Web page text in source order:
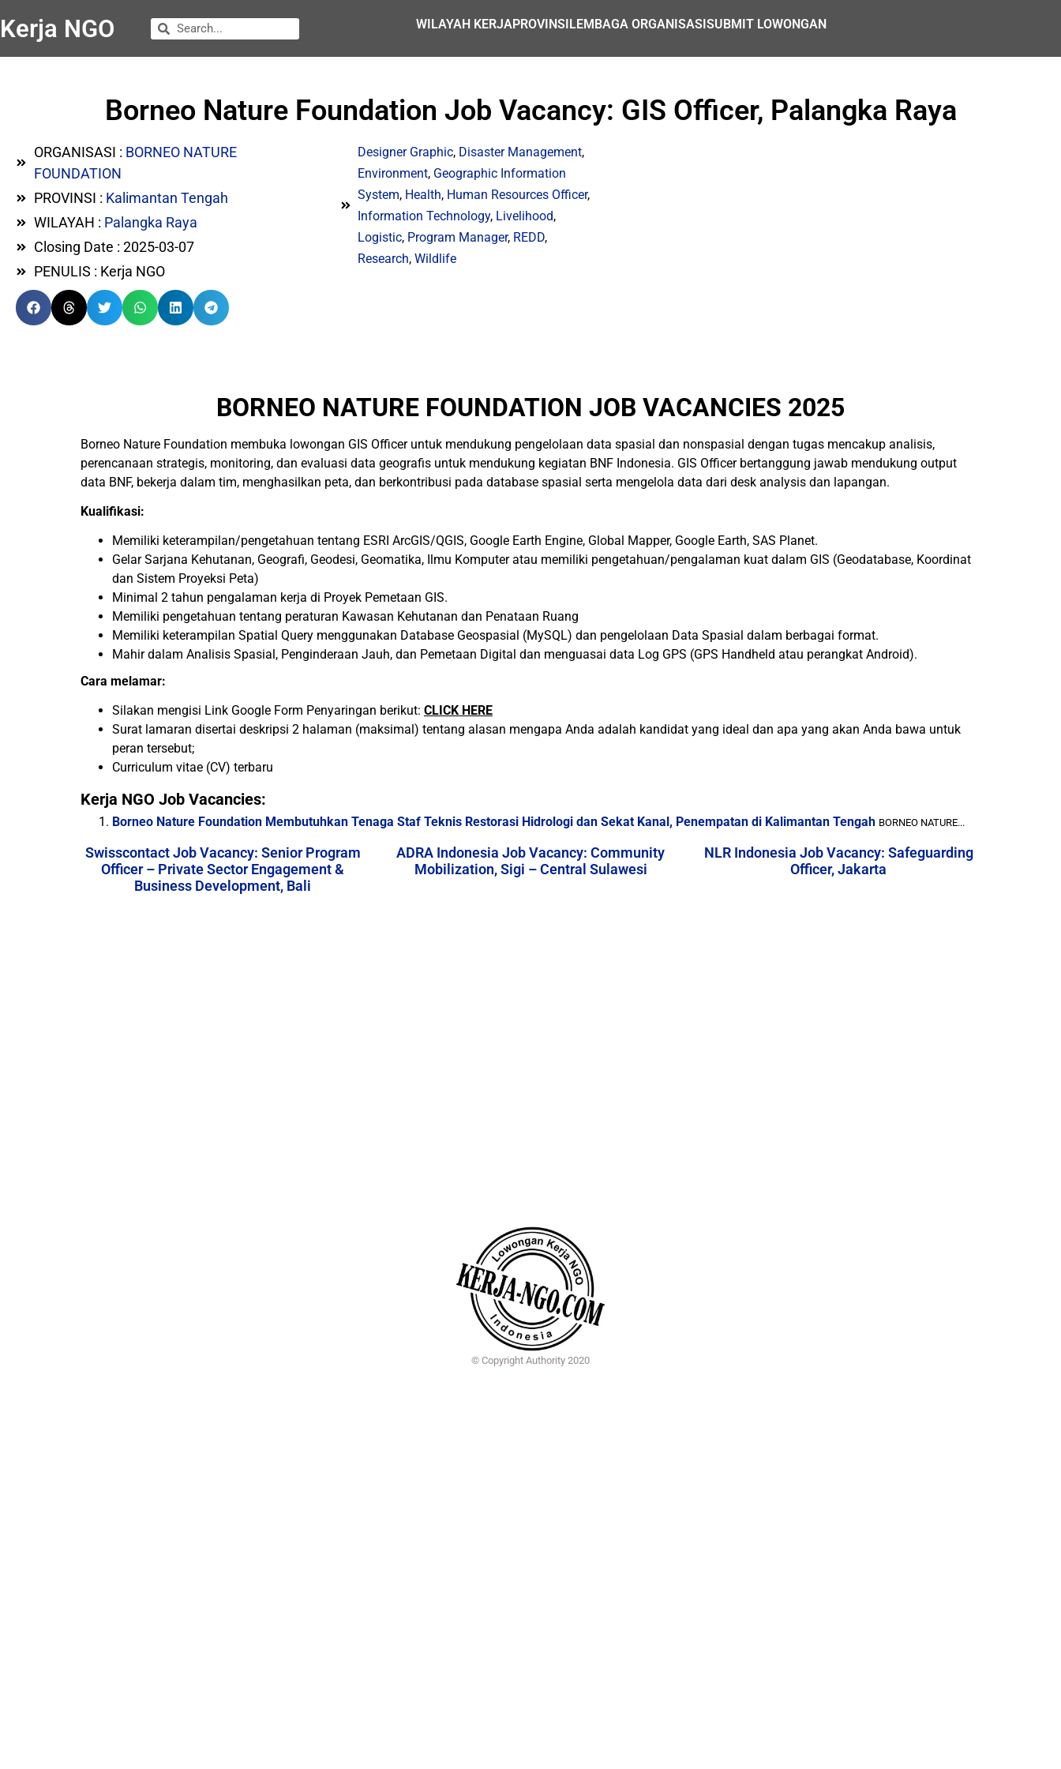
Kerja NGO WILAYAH KERJAPROVINSILEMBAGA ORGANISASISUBMIT LOWONGAN
Borneo Nature Foundation Job Vacancy: GIS Officer, Palangka Raya
ORGANISASI : BORNEO NATURE
FOUNDATION
PROVINSI : Kalimantan Tengah
WILAYAH : Palangka Raya
Closing Date : 2025-03-07
PENULIS : Kerja NGO
Designer Graphic, Disaster Management,
Environment, Geographic Information
System, Health, Human Resources Officer,
Information Technology, Livelihood,
Logistic, Program Manager, REDD,
Research,Wildlife
BORNEO NATURE FOUNDATION JOB VACANCIES 2025
Borneo Nature Foundation membuka lowongan GIS Officer untuk mendukung pengelolaan data spasial dan nonspasial dengan tugas mencakup analisis,
perencanaan strategis, monitoring, dan evaluasi data geografis untuk mendukung kegiatan BNF Indonesia. GIS Officer bertanggung jawab mendukung output
data BNF, bekerja dalam tim, menghasilkan peta, dan berkontribusi pada database spasial serta mengelola data dari desk analysis dan lapangan.
Kualifikasi:
Memiliki keterampilan/pengetahuan tentang ESRI ArcGIS/QGIS, Google Earth Engine, Global Mapper, Google Earth, SAS Planet.
Gelar Sarjana Kehutanan, Geografi, Geodesi, Geomatika, Ilmu Komputer atau memiliki pengetahuan/pengalaman kuat dalam GIS (Geodatabase, Koordinat
dan Sistem Proyeksi Peta)
Minimal 2 tahun pengalaman kerja di Proyek Pemetaan GIS.
Memiliki pengetahuan tentang peraturan Kawasan Kehutanan dan Penataan Ruang
Memiliki keterampilan Spatial Query menggunakan Database Geospasial (MySQL) dan pengelolaan Data Spasial dalam berbagai format.
Mahir dalam Analisis Spasial, Penginderaan Jauh, dan Pemetaan Digital dan menguasai data Log GPS (GPS Handheld atau perangkat Android).
Cara melamar:
Silakan mengisi Link Google Form Penyaringan berikut: CLICK HERE
Surat lamaran disertai deskripsi 2 halaman (maksimal) tentang alasan mengapa Anda adalah kandidat yang ideal dan apa yang akan Anda bawa untuk
peran tersebut;
Curriculum vitae (CV) terbaru
Kerja NGO Job Vacancies:
Borneo Nature Foundation Membutuhkan Tenaga Staf Teknis Restorasi Hidrologi dan Sekat Kanal, Penempatan di Kalimantan Tengah BORNEO NATURE...
Swisscontact Job Vacancy: Senior Program
Officer – Private Sector Engagement &
Business Development, Bali
ADRA Indonesia Job Vacancy: Community
Mobilization, Sigi – Central Sulawesi
NLR Indonesia Job Vacancy: Safeguarding
Officer, Jakarta
© Copyright Authority 2020